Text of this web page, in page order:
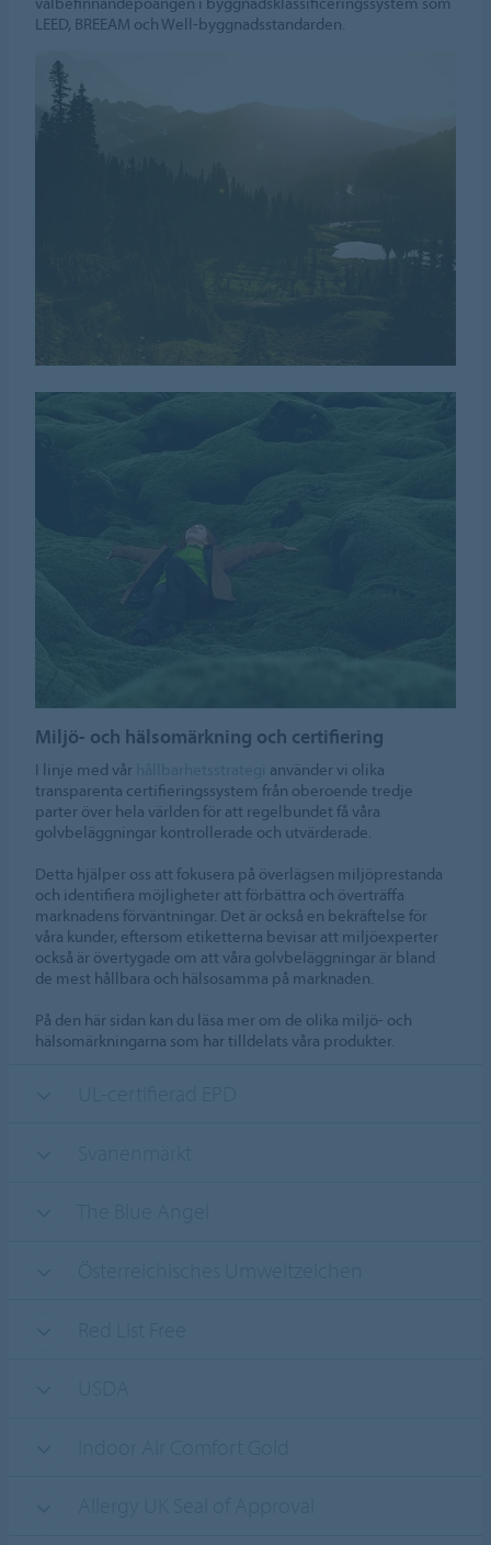
LEED, BREEAM och Well-byggnadsstandarden.
Miljö- och hälsomärkning och certifiering
I linje med vår
använder vi olika
transparenta certifieringssystem från oberoende tredje
parter över hela världen för att regelbundet få våra
golvbeläggningar kontrollerade och utvärderade.
Detta hjälper oss att fokusera på överlägsen miljöprestanda
och identifiera möjligheter att förbättra och överträffa
marknadens förväntningar. Det är också en bekräftelse för
våra kunder, eftersom etiketterna bevisar att miljöexperter
också är övertygade om att våra golvbeläggningar är bland
de mest hållbara och hälsosamma på marknaden.
På den här sidan kan du läsa mer om de olika miljö- och
hälsomärkningarna som har tilldelats våra produkter.